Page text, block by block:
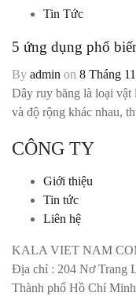
Tin Tức
5 ứng dụng phổ
By admin on 8 Tháng
Dây ruy băng là loại vật
và độ rộng khác nhau,
CÔNG TY
Giới thiệu
Tin tức
Liên hệ
KALA VIET NAM
Địa chỉ : 204 Nơ Trang
Thành phố Hồ Chí